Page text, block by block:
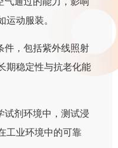
运动服装。
件，包括紫外线照射
期稳定性与抗老化能
试剂环境中，测试浸
工业环境中的可靠